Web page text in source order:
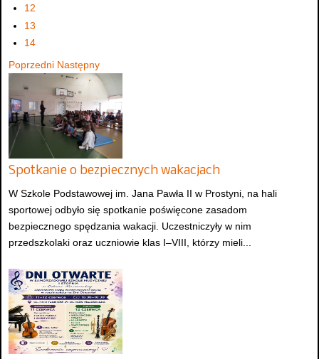
12
13
14
Poprzedni Następny
Spotkanie o bezpiecznych wakacjach
W Szkole Podstawowej im. Jana Pawła II w Prostyni, na hali
sportowej odbyło się spotkanie poświęcone zasadom
bezpiecznego spędzania wakacji. Uczestniczyły w nim
przedszkolaki oraz uczniowie klas I–VIII, którzy mieli...